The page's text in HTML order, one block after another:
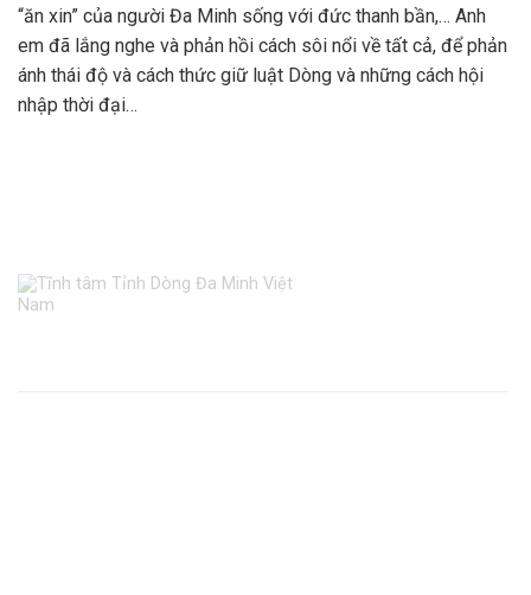
“ăn xin” của người Đa Minh sống với đức thanh bần,… Anh
em đã lắng nghe và phản hồi cách sôi nổi về tất cả, để phản
ánh thái độ và cách thức giữ luật Dòng và những cách hội
nhập thời đại…